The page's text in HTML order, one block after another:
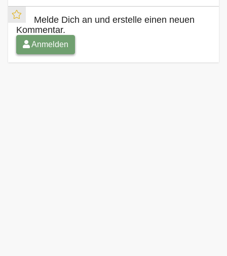
Melde Dich an und erstelle einen neuen
Kommentar.
Anmelden